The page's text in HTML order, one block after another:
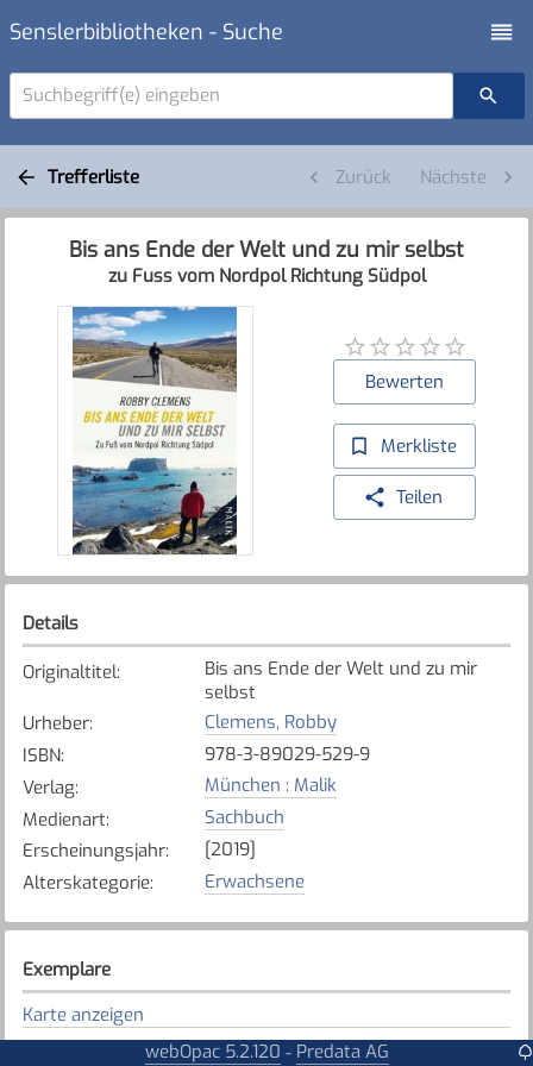
Senslerbibliotheken - Suche
Suchbegriff(e) eingeben
Trefferliste Zurück Nächste
Bis ans Ende der Welt und zu mir selbst
zu Fuss vom Nordpol Richtung Südpol
Bewerten
Merkliste
Teilen
Details
Originaltitel:
Bis ans Ende der Welt und zu mir
selbst
Urheber:
Clemens, Robby
ISBN:
978-3-89029-529-9
Verlag:
München : Malik
Medienart:
Sachbuch
Erscheinungsjahr:
[2019]
Alterskategorie: Erwachsene
Exemplare
Karte anzeigen
Düdingen
webOpac 5.2.120 - Predata AG